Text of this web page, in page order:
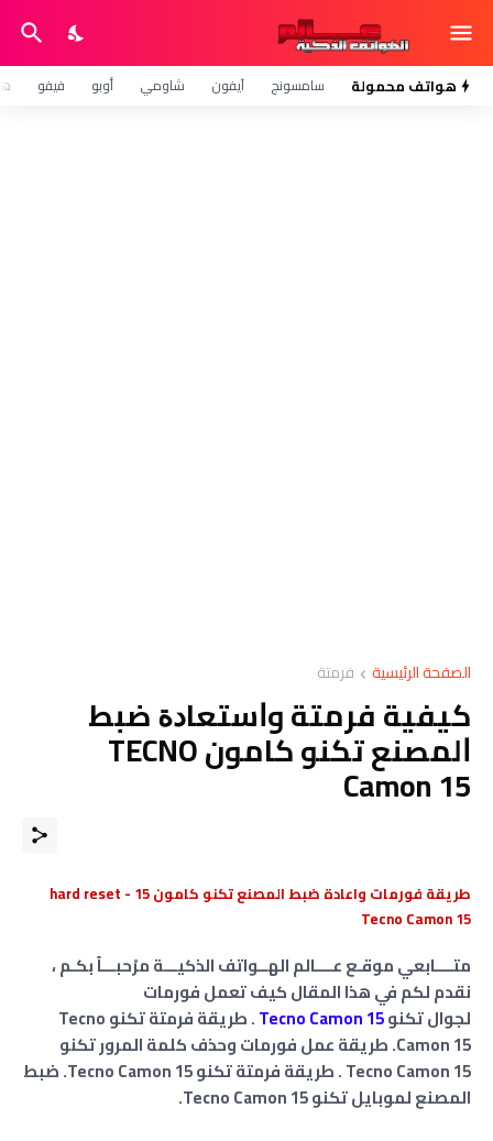
هواتف محمولة سامسونج آيفون شاومي أوبو فيفو
الصفحة الرئيسية فرمتة
كيفية فرمتة وﺍﺳﺘﻌﺎﺩﺓ ﺿﺒﻂ
ﺍﻟﻤﺼﻨﻊ تكنو كامون TECNO
Camon 15
طريقة فورمات واعادة ضبط المصنع تكنو كامون 15 - hard reset
Tecno Camon 15
متــــابعي موقـع عــــالم الهــواتف الذكيـــة مرْحبـــاً بكـم ،
نقدم لكم في هذا المقال كيف تعمل فورمات
لجوال تكنوTecno Camon 15
. طريقة فرمتة تكنو Tecno
Camon 15. ﻃﺮﻳﻘﺔ عمل فورمات وحذف كلمة المرور تكنو
Tecno Camon 15 . طريقة فرمتة تكنو Tecno Camon 15. ضبط
المصنع لموبايل تكنو Tecno Camon 15.